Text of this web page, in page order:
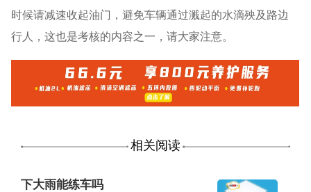
时候请减速收起油门，避免车辆通过溅起的水滴殃及路边
行人，这也是考核的内容之一，请大家注意。
相关阅读
下大雨能练车吗